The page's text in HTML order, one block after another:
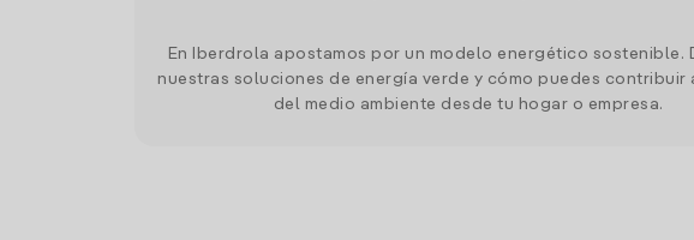
En Iberdrola apostamos por un modelo energético sostenible.
nuestras soluciones de energía verde y cómo puedes contribuir
del medio ambiente desde tu hogar o empresa.